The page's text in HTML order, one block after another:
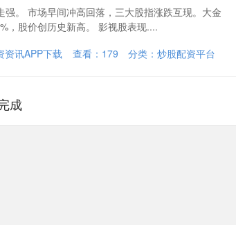
。 市场早间冲高回落，三大股指涨跌互现。大金
，股价创历史新高。 影视股表现....
资讯APP下载 查看： 179 分类： 炒股配资平台
成